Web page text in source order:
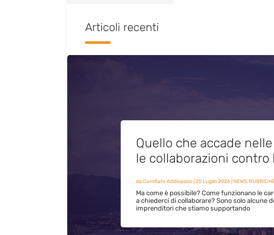
Articoli recenti
Quello che accade
le collaborazioni contro
da Comitato Addiopizzo| 25 Luglio 2026| NEWS,
Ma come è possibile? Come funzionano le
a chiederci di collaborare? Sono solo alcune
imprenditori che stiamo supportando